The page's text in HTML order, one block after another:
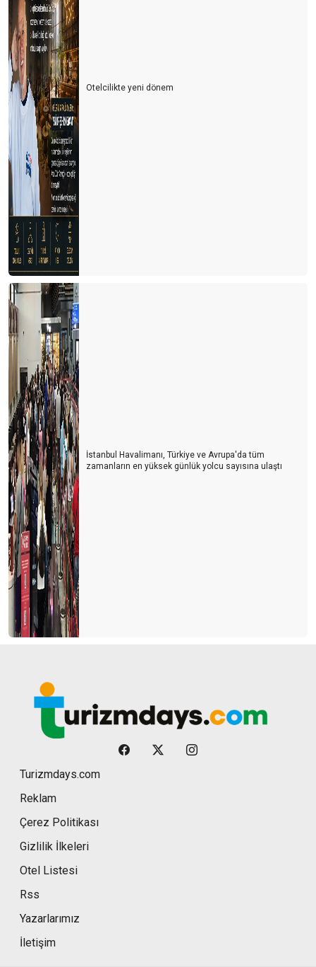
Otelcilikte yeni dönem
İstanbul Havalimanı, Türkiye ve Avrupa'da tüm
zamanların en yüksek günlük yolcu sayısına ulaştı
Turizmdays.com
Reklam
Çerez Politikası
Gizlilik İlkeleri
Otel Listesi
Rss
Yazarlarımız
İletişim